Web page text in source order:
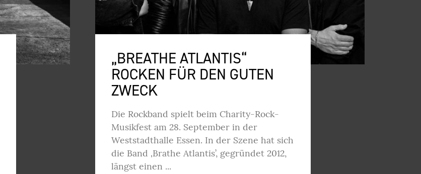
„BREATHE ATLANTIS“
ROCKEN FÜR DEN GUTEN
ZWECK
Die Rockband spielt beim Charity-Rock-
Musikfest am 28. September in der
Weststadthalle Essen. In der Szene hat sich
die Band ‚Brathe Atlantis’, gegründet 2012,
längst einen